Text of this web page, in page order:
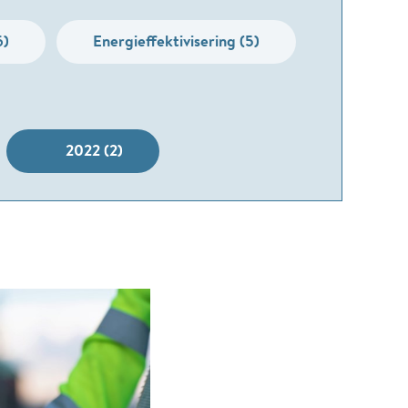
Energieffektivisering (5)
2022 (2)